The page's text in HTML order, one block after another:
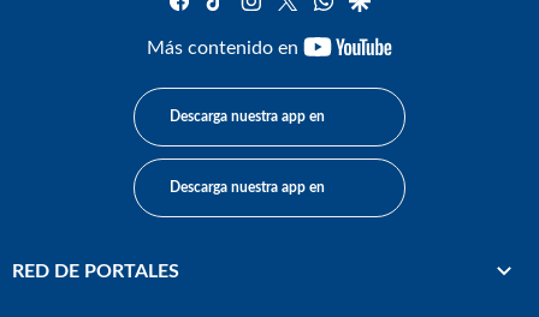
Más contenido en
youtube-
Descarga nuestra app en
Descarga nuestra app en
RED DE PORTALES